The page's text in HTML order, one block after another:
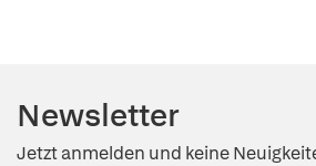
Newsletter
Jetzt anmelden und keine